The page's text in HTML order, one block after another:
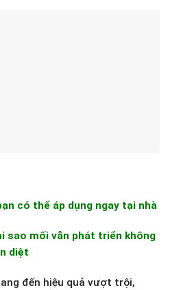
có thể áp dụng ngay tại nhà
sao mối vẫn phát triển không
diệt
đến hiệu quả vượt trội,